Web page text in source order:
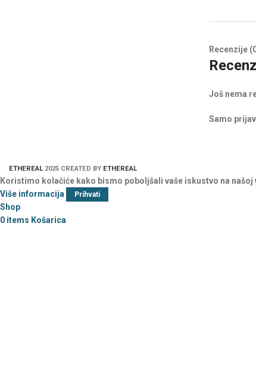
Recenzije
Još nema
Samo
ETHEREAL 2025 CREATED BY ETHEREAL
Koristimo kolačiće kako bismo poboljšali vaše iskustvo na
Više informacija
Prihvati
Shop
0 items Košarica